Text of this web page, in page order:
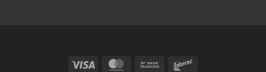
Visa MasterCardBank